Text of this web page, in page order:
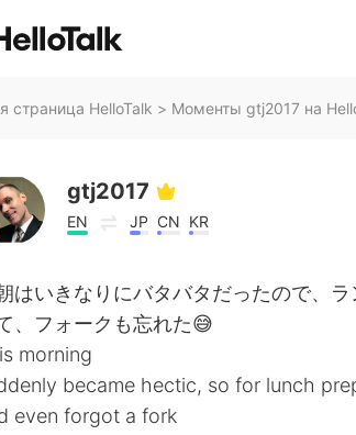
страница HelloTalk > Моменты gtj2017 на
gtj2017
EN JP CN KR
はいきなりにバタバタだったので、
、フォークも忘れた😅
morning
became hectic, so for lunch
even forgot a fork